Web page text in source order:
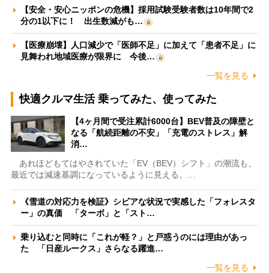
【安全・安心ニッポンの危機】採用試験受験者数は10年間で2
分の1以下に！ 出生数減がも…
【医療崩壊】人口減少で「医師不足」に加えて「患者不足」に
見舞われ地域医療が限界に 今後…
一覧を見る
快適クルマ生活 乗ってみた、使ってみた
【4ヶ月間で受注累計6000台】BEV普及の障壁と
なる「航続距離の不安」「充電のストレス」解
消…
あれほどもてはやされていた「EV（BEV）シフト」の潮流も、
最近では減速基調になっているように見える。…
《雪道の対応力を検証》シビアな状況で実感した「フォレスタ
ー」の真価 「ターボ」と「スト…
乗り込むと同時に「これが軽？」と戸惑うのには理由があっ
た 「日産ルークス」さらなる躍進…
一覧を見る